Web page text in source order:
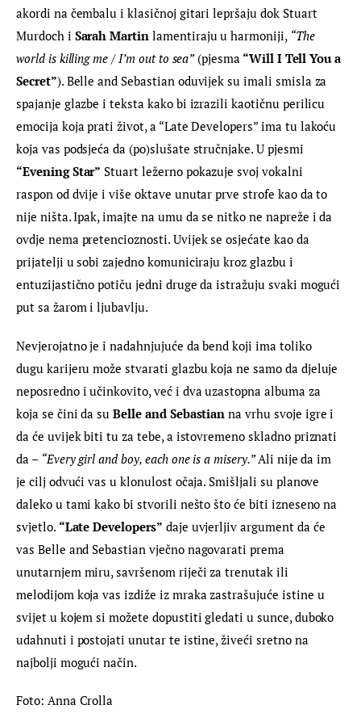
akordi na čembalu i klasičnoj gitari lepršaju dok Stuart
Murdoch i Sarah Martin lamentiraju u harmoniji, “The
world is killing me / I’m out to sea” (pjesma “Will I Tell You a
Secret”). Belle and Sebastian oduvijek su imali smisla za
spajanje glazbe i teksta kako bi izrazili kaotičnu perilicu
emocija koja prati život, a “Late Developers” ima tu lakoću
koja vas podsjeća da (po)slušate stručnjake. U pjesmi
“Evening Star” Stuart ležerno pokazuje svoj vokalni
raspon od dvije i više oktave unutar prve strofe kao da to
nije ništa. Ipak, imajte na umu da se nitko ne napreže i da
ovdje nema pretencioznosti. Uvijek se osjećate kao da
prijatelji u sobi zajedno komuniciraju kroz glazbu i
entuzijastično potiču jedni druge da istražuju svaki mogući
put sa žarom i ljubavlju.
Nevjerojatno je i nadahnjujuće da bend koji ima toliko
dugu karijeru može stvarati glazbu koja ne samo da djeluje
neposredno i učinkovito, već i dva uzastopna albuma za
koja se čini da su Belle and Sebastian na vrhu svoje igre i
da će uvijek biti tu za tebe, a istovremeno skladno priznati
da – “Every girl and boy, each one is a misery.” Ali nije da im
je cilj odvući vas u klonulost očaja. Smišljali su planove
daleko u tami kako bi stvorili nešto što će biti izneseno na
svjetlo. “Late Developers” daje uvjerljiv argument da će
vas Belle and Sebastian vječno nagovarati prema
unutarnjem miru, savršenom riječi za trenutak ili
melodijom koja vas izdiže iz mraka zastrašujuće istine u
svijet u kojem si možete dopustiti gledati u sunce, duboko
udahnuti i postojati unutar te istine, živeći sretno na
najbolji mogući način.
Foto: Anna Crolla